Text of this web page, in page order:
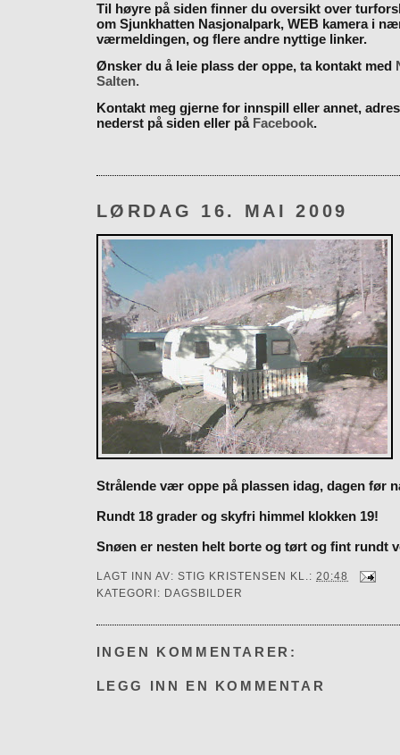
Til høyre på siden finner du oversikt over
om Sjunkhatten Nasjonalpark, WEB kamera i
værmeldingen, og flere andre nyttige linker.
Ønsker du å leie plass der oppe, ta kontakt med
Salten.
Kontakt meg gjerne for innspill eller annet,
nederst på siden eller på Facebook.
LØRDAG 16. MAI 2009
Strålende vær oppe på plassen idag, dagen før
Rundt 18 grader og skyfri himmel klokken 19!
Snøen er nesten helt borte og tørt og fint rundt
LAGT INN AV: STIG KRISTENSEN KL.: 20:48
KATEGORI: DAGSBILDER
INGEN KOMMENTARER:
LEGG INN EN KOMMENTAR